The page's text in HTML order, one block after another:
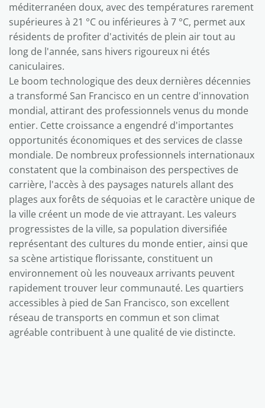
méditerranéen doux, avec des températures rarement
supérieures à 21 °C ou inférieures à 7 °C, permet aux
résidents de profiter d'activités de plein air tout au
long de l'année, sans hivers rigoureux ni étés
caniculaires.
Le boom technologique des deux dernières décennies
a transformé San Francisco en un centre d'innovation
mondial, attirant des professionnels venus du monde
entier. Cette croissance a engendré d'importantes
opportunités économiques et des services de classe
mondiale. De nombreux professionnels internationaux
constatent que la combinaison des perspectives de
carrière, l'accès à des paysages naturels allant des
plages aux forêts de séquoias et le caractère unique de
la ville créent un mode de vie attrayant. Les valeurs
progressistes de la ville, sa population diversifiée
représentant des cultures du monde entier, ainsi que
sa scène artistique florissante, constituent un
environnement où les nouveaux arrivants peuvent
rapidement trouver leur communauté. Les quartiers
accessibles à pied de San Francisco, son excellent
réseau de transports en commun et son climat
agréable contribuent à une qualité de vie distincte.